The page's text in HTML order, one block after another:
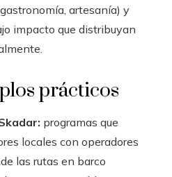
artesanía) y
impacto que distribuyan
prácticos
programas que
locales con operadores
las rutas en barco